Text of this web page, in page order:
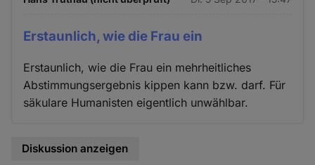
Erstaunlich, wie die Frau ein
Erstaunlich, wie die Frau ein mehrheitliches
Abstimmungsergebnis kippen kann bzw. darf. Für
säkulare Humanisten eigentlich unwählbar.
Diskussion anzeigen